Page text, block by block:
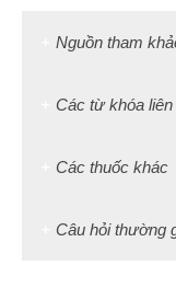
Nguồn tham
Các từ khóa liên
Các thuốc khác
Câu hỏi thường